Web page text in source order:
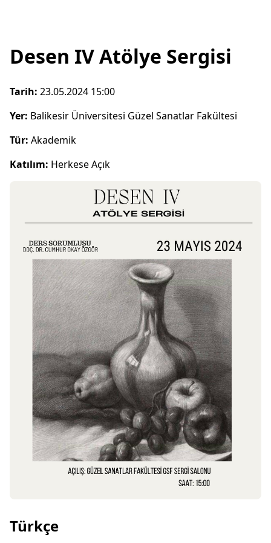
Desen IV Atölye Sergisi
Tarih: 23.05.2024 15:00
Yer: Balikesir Üniversitesi Güzel Sanatlar Fakültesi
Tür: Akademik
Katılım: Herkese Açık
Türkçe